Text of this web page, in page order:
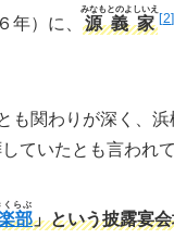
年）に、 源義家
みなもとのよしいえ
2
も関わりが深く、
ていたとも言われ
部
くらぶ
」という披露宴